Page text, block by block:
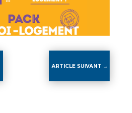
ARTICLE SUIVANT →